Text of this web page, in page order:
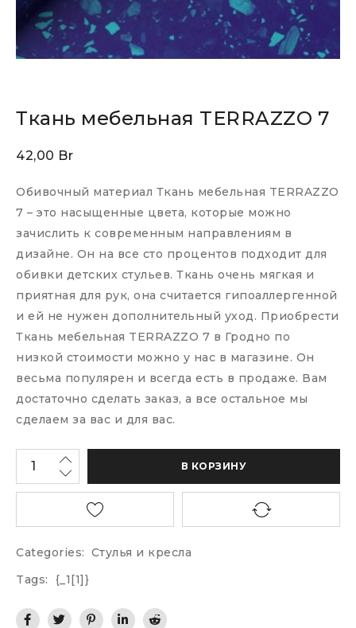
Ткань мебельная TERRAZZO 7
42,00 Br
Обивочный материал Ткань мебельная TERRAZZO
7 – это насыщенные цвета, которые можно
зачислить к современным направлениям в
дизайне. Он на все сто процентов подходит для
обивки детских стульев. Ткань очень мягкая и
приятная для рук, она считается гипоаллергенной
и ей не нужен дополнительный уход. Приобрести
Ткань мебельная TERRAZZO 7 в Гродно по
низкой стоимости можно у нас в магазине. Он
весьма популярен и всегда есть в продаже. Вам
достаточно сделать заказ, а все остальное мы
сделаем за вас и для вас.
В КОРЗИНУ
Categories: Стулья и кресла
Tags:
{_1[1]}